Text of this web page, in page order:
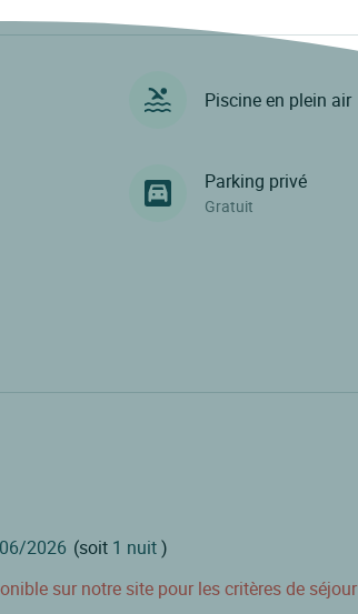
Piscine en plein air
Parking privé
Gratuit
(soit 1 nuit)
sur notre site pour les critères de séjour